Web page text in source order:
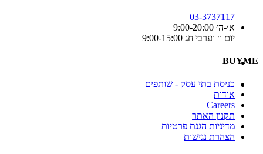
03-3737117
א׳-ה׳ 9:00-20:00
יום ו׳ וערבי חג 9:00-15:00
BUYME
כניסת בתי עסק - שותפים
אודות
Careers
תקנון האתר
מדיניות הגנת פרטיות
הצהרת נגישות